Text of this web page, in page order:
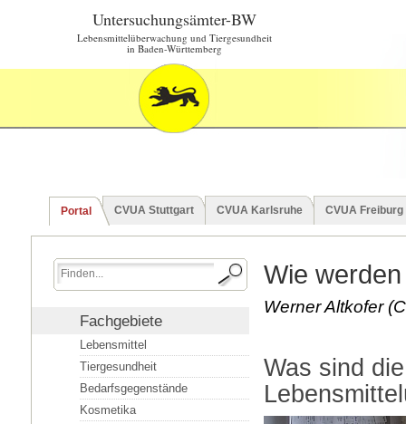
Untersuchungsämter-BW
Lebensmittelüberwachung und Tiergesundheit
in Baden-Württemberg
Portal CVUA Stuttgart CVUA Karlsruhe CVUA Freiburg
Fachgebiete
Lebensmittel
Tiergesundheit
Bedarfsgegenstände
Kosmetika
Wie
Werner Altkofer
Was sind